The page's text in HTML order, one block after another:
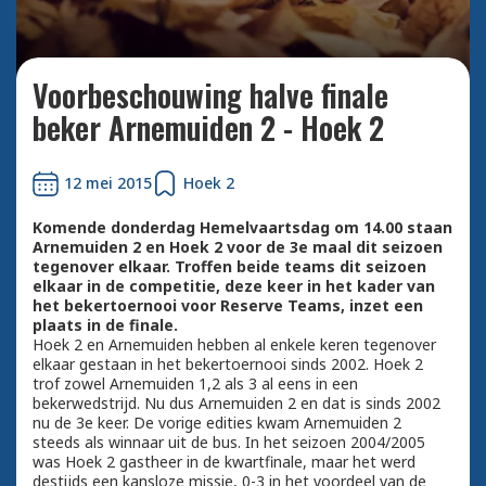
Bekijk alle foto's
Voorbeschouwing halve finale
beker Arnemuiden 2 - Hoek 2
12 mei 2015 Hoek 2
Komende donderdag Hemelvaartsdag om 14.00 staan
Arnemuiden 2 en Hoek 2 voor de 3e maal dit seizoen
tegenover elkaar. Troffen beide teams dit seizoen
elkaar in de competitie, deze keer in het kader van
het bekertoernooi voor Reserve Teams, inzet een
plaats in de finale.
Hoek 2 en Arnemuiden hebben al enkele keren tegenover
elkaar gestaan in het bekertoernooi sinds 2002. Hoek 2
trof zowel Arnemuiden 1,2 als 3 al eens in een
bekerwedstrijd. Nu dus Arnemuiden 2 en dat is sinds 2002
nu de 3e keer. De vorige edities kwam Arnemuiden 2
steeds als winnaar uit de bus. In het seizoen 2004/2005
was Hoek 2 gastheer in de kwartfinale, maar het werd
destijds een kansloze missie, 0-3 in het voordeel van de